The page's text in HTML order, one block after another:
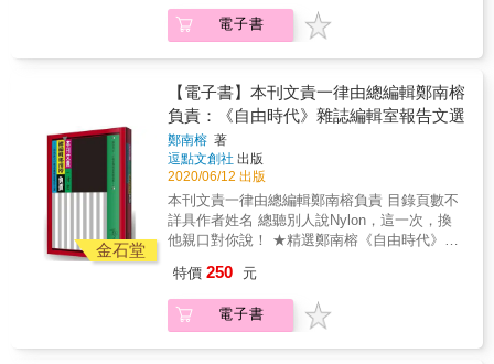
新打開轉型正義的視野！ ★打破以「個別受難
者」為中心的白色恐怖敘事，以「案件」為中
心重建郵電案的來龍去脈，更全面地掌握白色
恐怖的脈絡和本質。 ★收錄郵電案受難者的第
一手訪談證言，以及郵電工人編輯的刊物《野
草》內容選讀，還原戰後台灣的政治經濟狀
況，與廣大勞工追求民主和社會平等的心聲。
★數十張珍貴歷史照片、版畫插圖，加深讀者
對白色恐怖時代肅殺氛圍以及台灣民眾勇於組
織抗爭的認知。 ★超越省籍矛盾的認識框架，
從階級觀點反思轉型正義的意涵。
緒。何以光復歡迎曲變了調，以全面的反抗終
結。聽見潘木枝、盧炳欽及陳澄波等人，殉難
前站在人民立場講話的聲音。也終於懂得潘木
怎樣的時空飄搖下。而武裝抗爭者的生命本
身，就是遺書。他們的遺書，以鮮血書寫。她
一字一句打著反抗者的節拍前進，完成「戰鬥
曲」、「殉難之愛」等篇章。她為反抗者不屈
的靈魂畫下「亡者之姿」，帶二二八受難者重
返榮耀。 這本書在二二八過往研究者點起的
燭光下前進，有二二八書中罕見的論點，刻劃
的力道和文學性也前所未見。 & 本書特色 & ★
換，寫二二八世代身陷的困境與希望。 ★跨越
二二八事件的偉作。 ★以嚴謹論述、生動文
筆，重建二二八事件中人民的力量，相當具有
動態感。 ★以轉型正義觀點，揭露統治者罪
部分高雄同胞的性命！他們的領導者是一位年
僅二十三歲的青年，但他們的故事，卻被抹消
族故事，獲得國藝會創作補助，尋回轉型正義
工程中被遺落的重要拼圖，以家族史折射澎湖
這座島嶼的前世今生──一部根據澎湖二二八史
實書寫的專著小說！ 東華大學華文系教授楊
翠、兩岸政策協會副秘書長張宇韶博士、詩人
／專欄作家陸之駿──一致推薦！ 嘉義廣播電
台：「台灣同胞都已經起來反抗暴政了！澎湖
人還在睡嗎？你們澎湖這些青年死了是嗎？還
是說你們不敢啊？」 馬公要塞司令史文桂：
「澎湖島上的仕紳們為保民盡力協調，未引起
紀錄上，澎湖人被認為「沒有參與二二八事
件」，甚至因此由國民政府設立了「西瀛勝境
碑」，以茲表揚。它被視為澎湖人「乖巧」的
電子書
金石堂
【電子書】本刊文責一律由總編輯鄭南榕
負責：《自由時代》雜誌編輯室報告文選
鄭南榕 著
逗點文創社 出版
2020/06/12 出版
本刊文責一律由總編輯鄭南榕負責 目錄頁數不
詳具作者姓名 總聽別人說Nylon，這一次，換
他親口對你說！ ★精選鄭南榕《自由時代》週
集、《自由時代》週刊改名歷程！ ■編輯部選
文挑選準則： 一、呼應現代政治情勢之觀點。
二、體現鄭南榕對於身而為人的尊嚴之信念。
特價 250 元
電子書